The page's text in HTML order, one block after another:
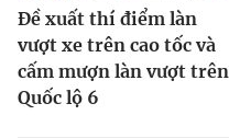
Đề xuất thí điểm làn
vượt xe trên cao tốc và
cấm mượn làn vượt trên
Quốc lộ 6